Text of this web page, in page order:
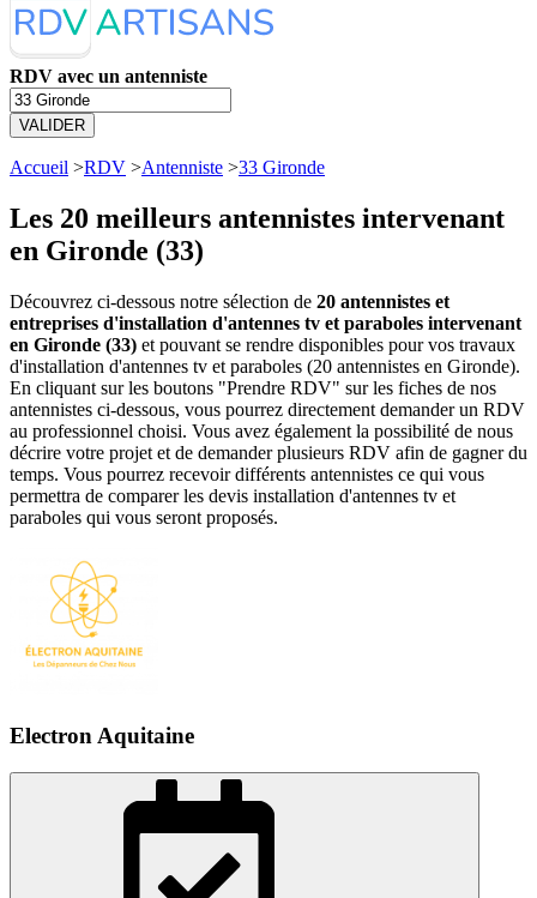
RDV avec un antenniste
VALIDER
Accueil >RDV >Antenniste >33 Gironde
Les 20 meilleurs antennistes intervenant
en Gironde (33)
Découvrez ci-dessous notre sélection de 20 antennistes et
entreprises d'installation d'antennes tv et paraboles intervenant
en Gironde (33) et pouvant se rendre disponibles pour vos travaux
d'installation d'antennes tv et paraboles (20 antennistes en Gironde).
En cliquant sur les boutons "Prendre RDV" sur les fiches de nos
antennistes ci-dessous, vous pourrez directement demander un RDV
au professionnel choisi. Vous avez également la possibilité de nous
décrire votre projet et de demander plusieurs RDV afin de gagner du
temps. Vous pourrez recevoir différents antennistes ce qui vous
permettra de comparer les devis installation d'antennes tv et
paraboles qui vous seront proposés.
Electron Aquitaine